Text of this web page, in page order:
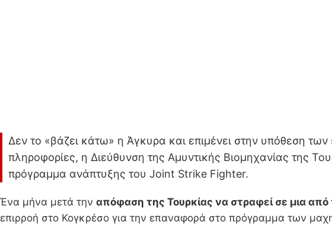
Δεν το «βάζει κάτω» η Άγκυρα και επιμένει στην υπόθεση
πληροφορίες, η Διεύθυνση της Αμυντικής Βιομηχανίας της
πρόγραμμα ανάπτυξης του Joint Strike Fighter.
Ένα μήνα μετά την απόφαση της Τουρκίας να στραφεί σε μια από
επιρροή στο Κογκρέσο για την επαναφορά στο πρόγραμμα των